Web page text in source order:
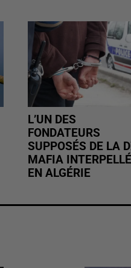
L’UN DES
FONDATEURS
SUPPOSÉS DE LA
MAFIA INTERPELLÉ
EN ALGÉRIE